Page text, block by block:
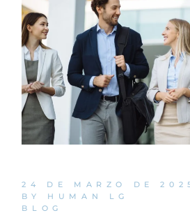
24 DE MARZO DE
BY HUMAN LG
BLOG